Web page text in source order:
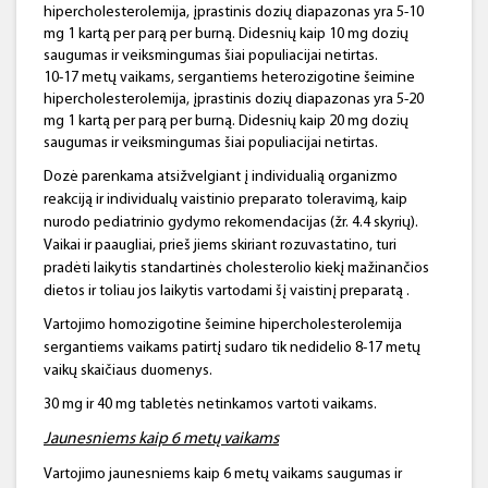
hipercholesterolemija, įprastinis dozių diapazonas yra 5-10
mg 1 kartą per parą per burną. Didesnių kaip 10 mg dozių
saugumas ir veiksmingumas šiai populiacijai netirtas.
10-17 metų vaikams, sergantiems heterozigotine šeimine
hipercholesterolemija, įprastinis dozių diapazonas yra 5-20
mg 1 kartą per parą per burną. Didesnių kaip 20 mg dozių
saugumas ir veiksmingumas šiai populiacijai netirtas.
Dozė parenkama atsižvelgiant į individualią organizmo
reakciją ir individualų vaistinio preparato toleravimą, kaip
nurodo pediatrinio gydymo rekomendacijas (žr. 4.4 skyrių).
Vaikai ir paaugliai, prieš jiems skiriant rozuvastatino, turi
pradėti laikytis standartinės cholesterolio kiekį mažinančios
dietos ir toliau jos laikytis vartodami šį vaistinį preparatą .
Vartojimo homozigotine šeimine hipercholesterolemija
sergantiems vaikams patirtį sudaro tik nedidelio 8-17 metų
vaikų skaičiaus duomenys.
30 mg ir 40 mg tabletės netinkamos vartoti vaikams.
Jaunesniems kaip6metų vaikams
Vartojimo jaunesniems kaip 6 metų vaikams saugumas ir